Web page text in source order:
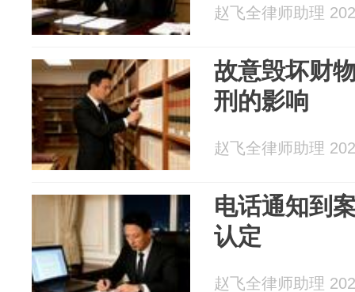
赵飞全律师助理
故意毁坏财
刑的影响
赵飞全律师助理
电话通知到
认定
赵飞全律师助理